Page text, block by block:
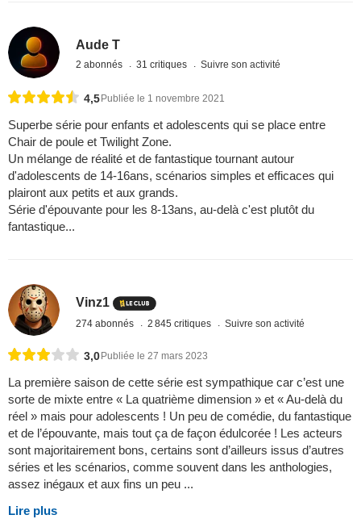
Aude T
2 abonnés 31 critiques Suivre son activité
4,5 Publiée le 1 novembre 2021
Superbe série pour enfants et adolescents qui se place entre
Chair de poule et Twilight Zone.
Un mélange de réalité et de fantastique tournant autour
d'adolescents de 14-16ans, scénarios simples et efficaces qui
plairont aux petits et aux grands.
Série d'épouvante pour les 8-13ans, au-delà c'est plutôt du
fantastique...
Vinz1
274 abonnés 2 845 critiques Suivre son activité
3,0 Publiée le 27 mars 2023
La première saison de cette série est sympathique car c’est une
sorte de mixte entre « La quatrième dimension » et « Au-delà du
réel » mais pour adolescents ! Un peu de comédie, du fantastique
et de l’épouvante, mais tout ça de façon édulcorée ! Les acteurs
sont majoritairement bons, certains sont d’ailleurs issus d’autres
séries et les scénarios, comme souvent dans les anthologies,
assez inégaux et aux fins un peu ...
Lire plus